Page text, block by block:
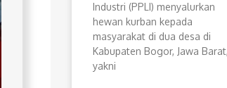
Industri (PPLI) menyalurkan
hewan kurban kepada
masyarakat di dua desa di
Kabupaten Bogor, Jawa Barat,
yakni